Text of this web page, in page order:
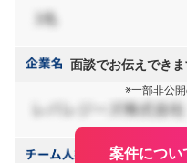
面談でお伝えできま
※一部非公
案件につい